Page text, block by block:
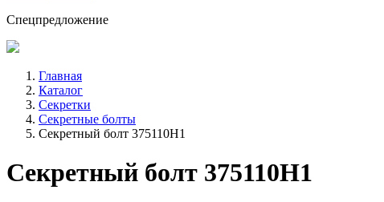
Спецпредложение
Главная
Каталог
Секретки
Секретные болты
Секретный болт 375110H1
Секретный болт 375110H1